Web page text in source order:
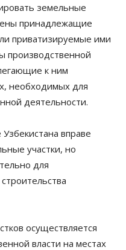
земельные
принадлежащие
приватизируемые ими
производственной
к ним
необходимых для
деятельности.
вправе
участки, но
для
осуществляется
власти на местах